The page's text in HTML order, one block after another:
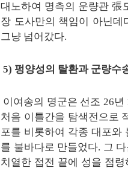
대노하여 명측의 운량관 張
장 도사만의 책임이 아닌
그냥 넘어갔다.
5) 펑양성의 탈환과 군량수
이여송의 명군은 선조 26
처음 이틀간을 탐색전으로
포를 비롯하여 각종 대포와
를 불바다로 만들었다. 그
치열한 접전 끝에 성을 점